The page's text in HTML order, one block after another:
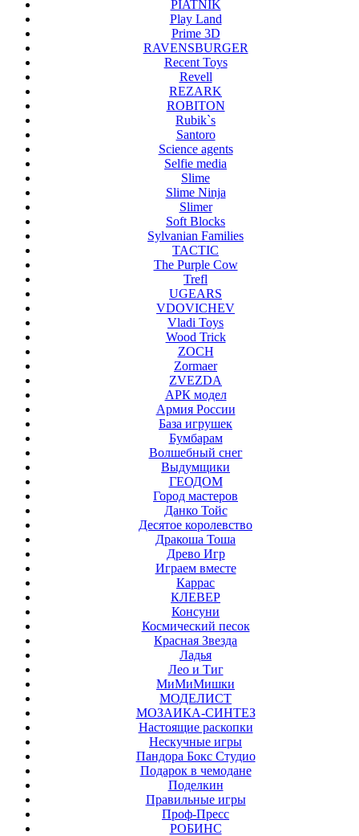
PIATNIK
Play Land
Prime 3D
RAVENSBURGER
Recent Toys
Revell
REZARK
ROBITON
Rubik`s
Santoro
Science agents
Selfie media
Slime
Slime Ninja
Slimer
Soft Blocks
Sylvanian Families
TACTIC
The Purple Cow
Trefl
UGEARS
VDOVICHEV
Vladi Toys
Wood Trick
ZOCH
Zormaer
ZVEZDA
АРК модел
Армия России
База игрушек
Бумбарам
Волшебный снег
Выдумщики
ГЕОДОМ
Город мастеров
Данко Тойс
Десятое королевство
Дракоша Тоша
Древо Игр
Играем вместе
Каррас
КЛЕВЕР
Консуни
Космический песок
Красная Звезда
Ладья
Лео и Тиг
МиМиМишки
МОДЕЛИСТ
МОЗАИКА-СИНТЕЗ
Настоящие раскопки
Нескучные игры
Пандора Бокс Студио
Подарок в чемодане
Поделкин
Правильные игры
Проф-Пресс
РОБИНС